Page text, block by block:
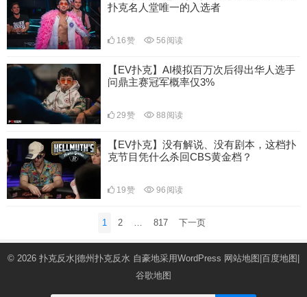
扑克名人堂唯一的入选者
16赞 56 阅读
【EV扑克】AI模拟百万次后得出华人选手
问鼎主赛冠军概率仅3%
29赞 88 阅读
【EV扑克】没有解说、没有剧本，这档扑
克节目凭什么杀回CBS黄金档？
19赞 96 阅读
1 2 817 下一页
© 2026 扑克反水|德州扑克反水 自豪地采用WordPress 网站地图 百度地图
谷歌地图